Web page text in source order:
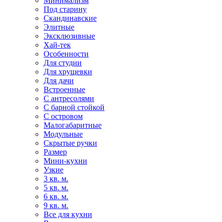
Под старину
Скандинавские
Элитные
Эксклюзивные
Хай-тек
Особенности
Для студии
Для хрущевки
Для дачи
Встроенные
С антресолями
С барной стойкой
С островом
Малогабаритные
Модульные
Скрытые ручки
Размер
Мини-кухни
Узкие
3 кв. м.
5 кв. м.
6 кв. м.
9 кв. м.
Все для кухни